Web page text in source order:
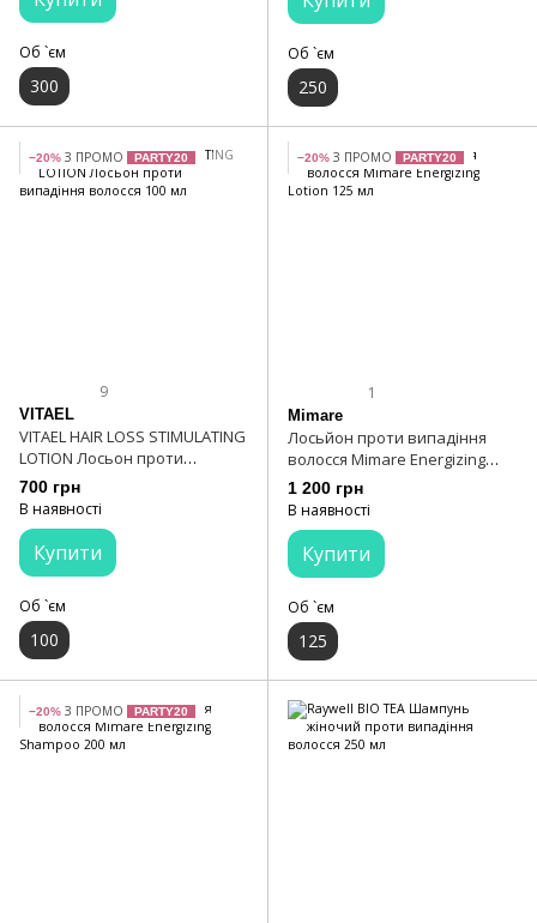
Об `єм
300
Об `єм
250
−20% З ПРОМО PARTY20
9
VITAEL
VITAEL HAIR LOSS STIMULATING
LOTION Лосьон проти
випадіння волосся 100 мл
700 грн
В наявності
Купити
Об `єм
100
−20% З ПРОМО PARTY20
1
Mimare
Лосьйон проти випадіння
волосся Mimare Energizing
Lotion 125 мл
1 200 грн
В наявності
Купити
Об `єм
125
−20% З ПРОМО PARTY20